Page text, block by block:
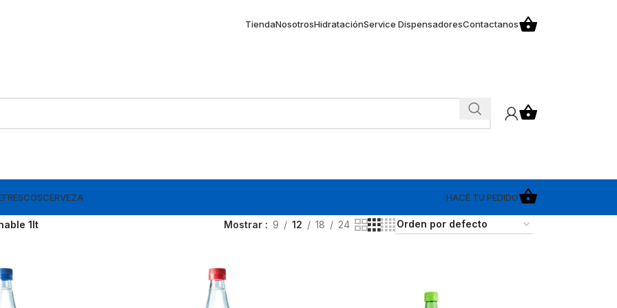
TiendaNosotrosHidrataciónService DispensadoresContactanos
CERVEZA HACÉ TU PEDIDO
1lt Mostrar 9 12 18 24